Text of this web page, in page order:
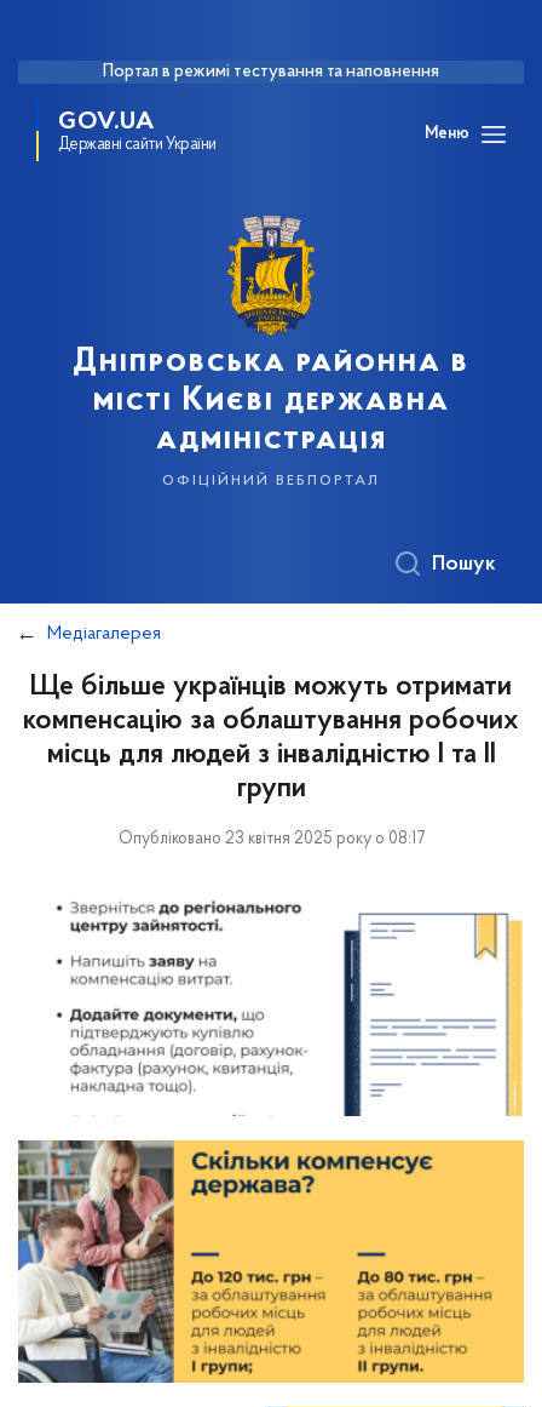
Портал в режимі тестування та наповнення
GOV.UA
Державні сайти України
Меню
Дніпровська районна в
місті Києві державна
адміністрація
офіційний вебпортал
Пошук
Медіагалерея
Ще більше українців можуть отримати
компенсацію за облаштування робочих
місць для людей з інвалідністю I та II
групи
Опубліковано 23 квітня 2025 року о 08:17